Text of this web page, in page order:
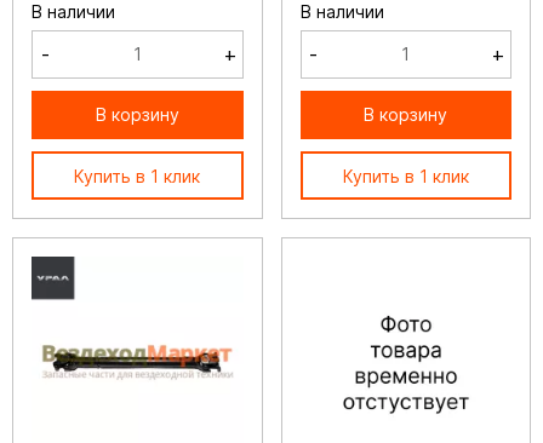
В наличии
- +
В корзину
Купить в 1 клик
В наличии
- +
В корзину
Купить в 1 клик